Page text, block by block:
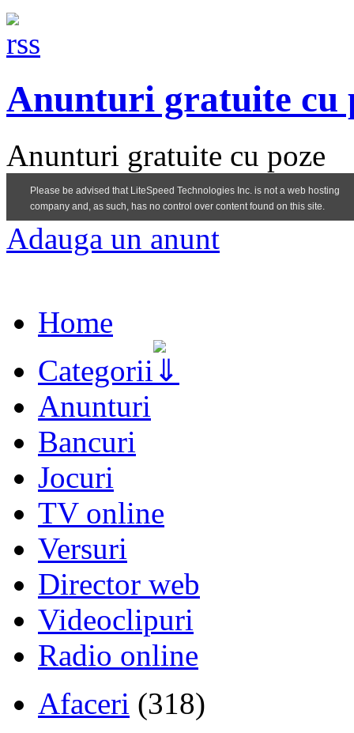
Anunturi gratuite cu
Anunturi gratuite cu poze
Adauga un anunt
Home
Categorii
Anunturi
Bancuri
Jocuri
TV online
Versuri
Director web
Videoclipuri
Radio online
Afaceri (318)